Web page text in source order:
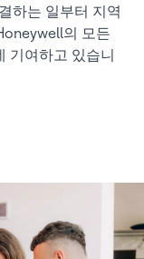
하는 일부터 지역
의 모든
기여하고 있습니